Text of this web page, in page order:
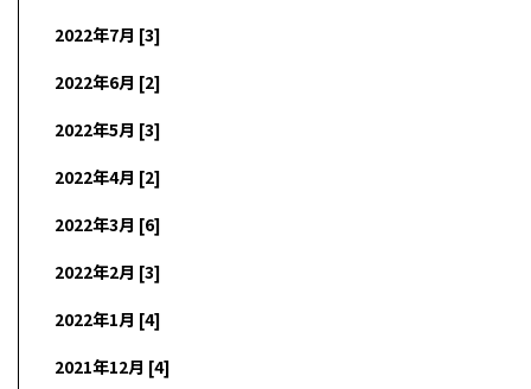
2022年7月 [3]
2022年6月 [2]
2022年5月 [3]
2022年4月 [2]
2022年3月 [6]
2022年2月 [3]
2022年1月 [4]
2021年12月 [4]